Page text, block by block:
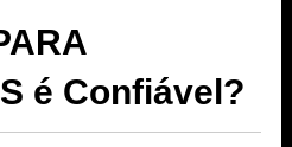
é Confiável?